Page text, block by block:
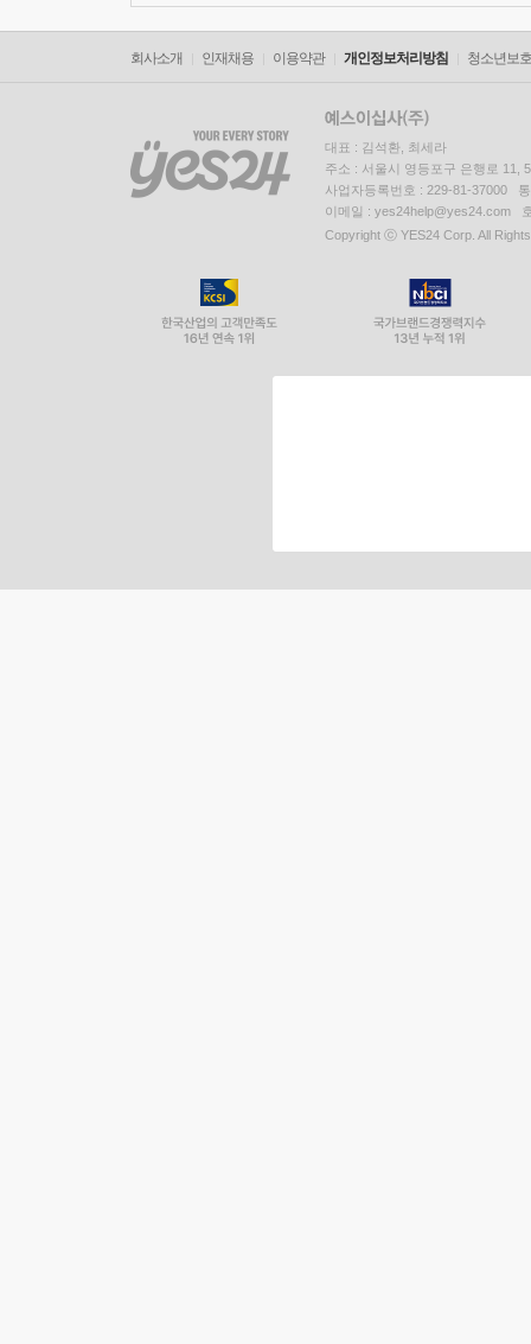
회사소개 인재채용 이용약관 개인정보처리방침 청소년보
대표 : 김석환, 최세라
주소 : 서울시 영등포구 은행로 11,
사업자등록번호 : 229-81-37000
이메일 : yes24help@yes24.com
Copyright ⓒ YES24 Corp. All